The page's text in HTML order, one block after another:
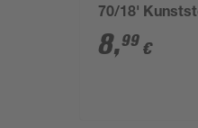
70/18'
Stück,
Schrauben
8,99 €